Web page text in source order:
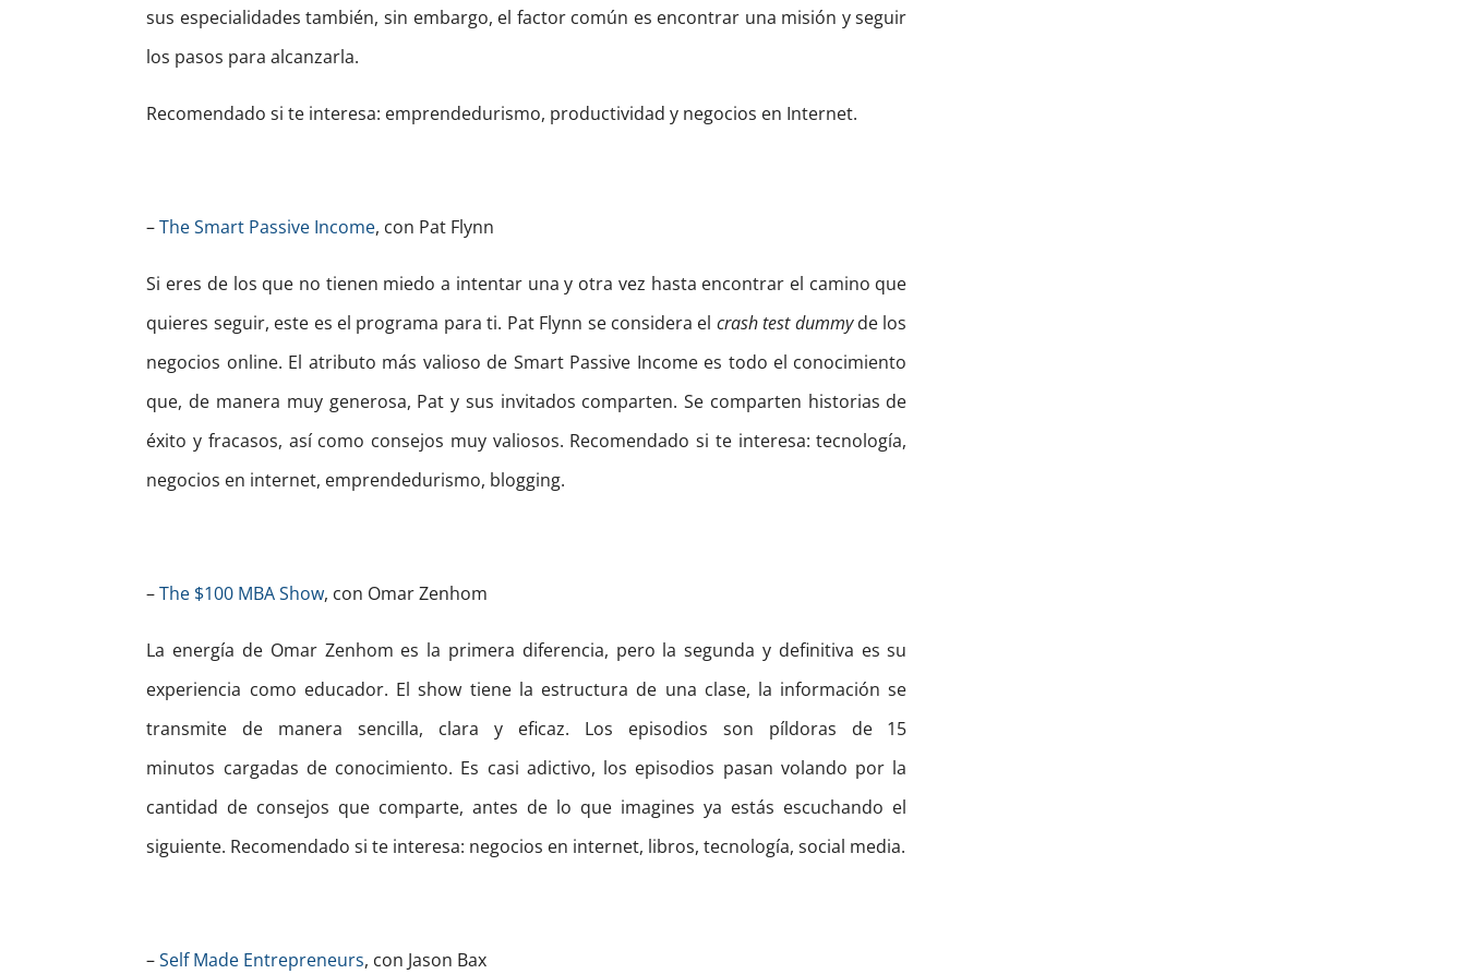
sus especialidades también, sin embargo, el factor común es encontrar una misión y seguir
los pasos para alcanzarla.
Recomendado si te interesa: emprendedurismo, productividad y negocios en Internet.
–The Smart Passive Income, con Pat Flynn
Si eres de los que no tienen miedo a intentar una y otra vez hasta encontrar el camino que
quieres seguir, este es el programa para ti. Pat Flynn se considera el crash test dummyde los
negocios online. El atributo más valioso de Smart Passive Income es todo el conocimiento
que, de manera muy generosa, Pat y sus invitados comparten. Se comparten historias de
éxito y fracasos, así como consejos muy valiosos. Recomendado si te interesa: tecnología,
negocios en internet, emprendedurismo, blogging.
–The $100 MBA Show, con Omar Zenhom
La energía de Omar Zenhom es la primera diferencia, pero la segunda y definitiva es su
experiencia como educador. El show tiene la estructura de una clase, la información se
transmite de manera sencilla, clara y eficaz. Los episodios son píldoras de 15
minutos cargadas de conocimiento. Es casi adictivo, los episodios pasan volando por la
cantidad de consejos que comparte, antes de lo que imagines ya estás escuchando el
siguiente. Recomendado si te interesa: negocios en internet, libros, tecnología, social media.
–Self Made Entrepreneurs, con Jason Bax